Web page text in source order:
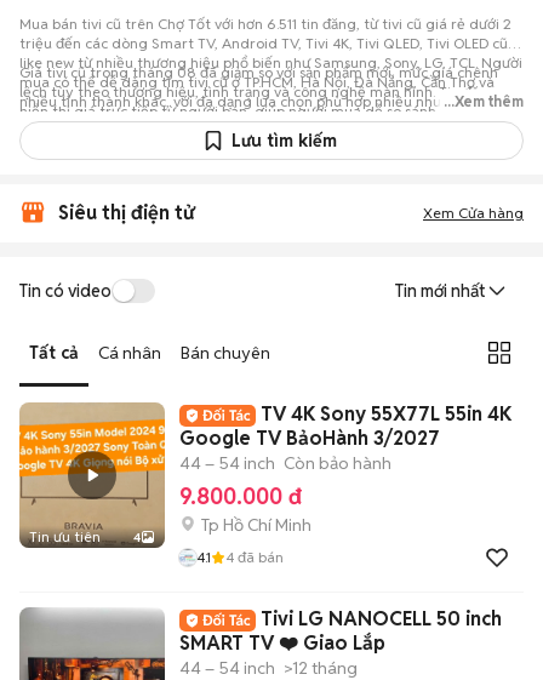
Mua bán tivi cũ trên Chợ Tốt với hơn 6.511 tin đăng, từ tivi cũ giá rẻ dưới 2
triệu đến các dòng Smart TV, Android TV, Tivi 4K, Tivi QLED, Tivi OLED cũ
like new từ nhiều thương hiệu phổ biến như Samsung, Sony, LG, TCL. Người
mua có thể dễ dàng tìm tivi cũ ở TP.HCM, Hà Nội, Đà Nẵng, Cần Thơ và
nhiều tỉnh thành khác, với đa dạng lựa chọn phù hợp nhiều nhu cầu sử
dụng.
Giá tivi cũ trong tháng 08 đã giảm so với sản phẩm mới, mức giá chênh
lệch tùy theo thương hiệu, tình trạng và công nghệ màn hình. Tin đăng
hiển thị giá trực tiếp từ người bán, giúp người mua dễ so sánh và lựa chọn
tivi cũ phù hợp. Cập nhật giá và thị trường mua bán tivi cũ trên Chợ Tốt.
...Xem thêm
Lưu tìm kiếm
Siêu thị điện tử Xem Cửa hàng
Tin có video Tin mới nhất
Tất cả Cá nhân Bán chuyên
Tin ưu tiên 4
TV 4K Sony 55X77L 55in 4K
Google TV BảoHành 3/2027
44 – 54 inch Còn bảo hành
9.800.000 đ
Tp Hồ Chí Minh
4.1 4 đã bán
Tivi LG NANOCELL 50 inch
SMART TV ❤️ Giao Lắp
44 – 54 inch >12 tháng